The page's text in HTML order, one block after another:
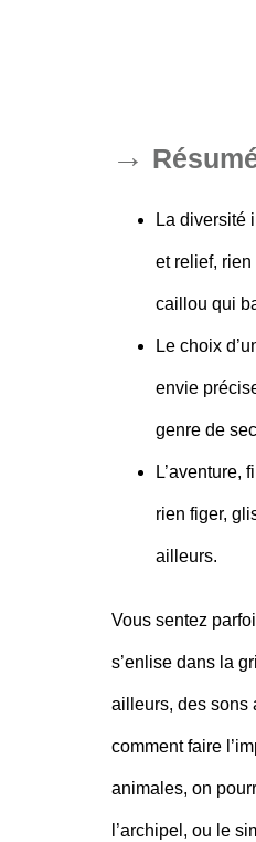
La diversité
et relief, rien
caillou qui
Le choix
envie
genre de
L’aventure,
rien figer,
ailleurs.
Vous sentez
s’enlise dans la
ailleurs, des sons
comment faire
animales, on
l’archipel, ou le